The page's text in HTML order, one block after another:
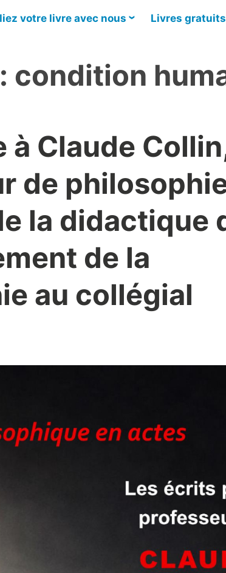
votre livre avec nous Livres gratuits
condition
à Claude
de
la didactique
de la
au collégial